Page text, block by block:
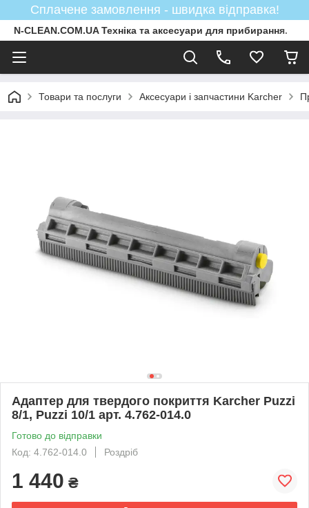
Сплачене замовлення - швидка відправка!
N-CLEAN.COM.UA Техніка та аксесуари для прибирання.
Товари та послуги Аксесуари і запчастини Karcher
Адаптер для твердого покриття Karcher Puzzi
8/1, Puzzi 10/1 арт. 4.762-014.0
Готово до відправки
Код: 4.762-014.0
Роздріб
1 440 ₴